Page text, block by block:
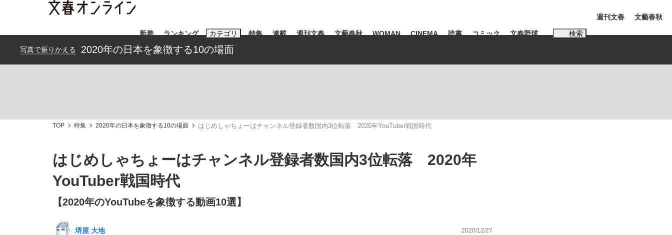
新着 ランキング カテゴリ
《BTS厳戒トーキョー滞在記》RM→渋谷で飲み会、JIN→伊豆の...
特集
終戦から81年
連載 週刊文春 文藝春秋 WOMAN CINEMA 読書 コミック 文春野球 検索
#藤田晋 #三山凌輝 #高市早苗 #後藤真希 #森岡毅 #城彰二 #内田有紀
#松田聖子
週刊文春 文藝春秋
写真で振りかえる 2020年の日本を象徴する10の場面
TOP 特集 2020年の日本を象徴する10の場面 はじめしゃちょーはチャンネル登録者数国内3位転落 2020年YouTuber戦国時代
はじめしゃちょーはチャンネル登録者数国内3位転落 2020年
YouTuber戦国時代
【2020年のYouTubeを象徴する動画10選】
堺屋 大地 2020/12/27